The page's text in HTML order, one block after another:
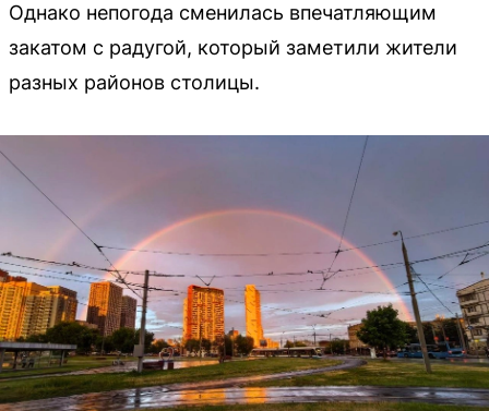
Однако непогода сменилась впечатляющим
закатом с радугой, который заметили жители
разных районов столицы.